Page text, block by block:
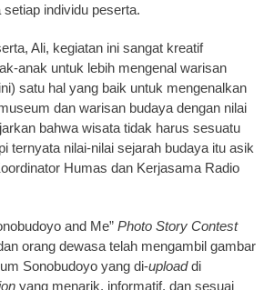
individu peserta.
Ali, kegiatan ini sangat kreatif
anak untuk lebih mengenal warisan
satu hal yang baik untuk mengenalkan
dan warisan budaya dengan nilai
bahwa wisata tidak harus sesuatu
ternyata nilai-nilai sejarah budaya itu asik
Humas dan Kerjasama Radio
and Me” Photo Story Contest
orang dewasa telah mengambil gambar
Sonobudoyo yang di-uploaddi
yang menarik, informatif, dan sesuai